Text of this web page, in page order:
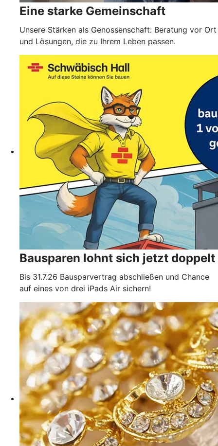
Eine starke Gemeinschaft
Unsere Stärken als Genossenschaft: Beratung vor Ort
und Lösungen, die zu Ihrem Leben passen.
Bausparen lohnt sich jetzt doppelt
Bis 31.7.26 Bausparvertrag abschließen und Chance
auf eines von drei iPads Air sichern!